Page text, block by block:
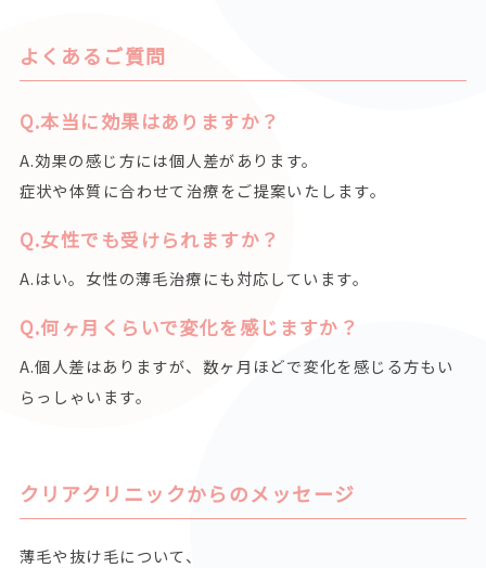
よくあるご質問
Q.本当に効果はありますか？
A.効果の感じ方には個人差があります。
症状や体質に合わせて治療をご提案いたします。
Q.女性でも受けられますか？
A.はい。女性の薄毛治療にも対応しています。
Q.何ヶ月くらいで変化を感じますか？
A.個人差はありますが、数ヶ月ほどで変化を感じる方もい
らっしゃいます。
クリアクリニックからのメッセージ
薄毛や抜け毛について、